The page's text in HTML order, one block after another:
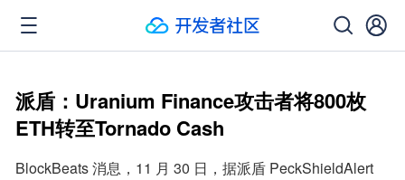
派盾：Uranium Finance攻击者将800枚
ETH转至Tornado Cash
BlockBeats 消息，11 月 30 日，据派盾 PeckShieldAlert